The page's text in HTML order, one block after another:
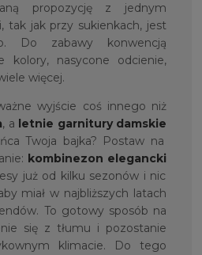
propozycję z jednym
tak jak przy sukienkach, jest
Do zabawy konwencją
kolory, nasycone odcienie,
więcej.
wyjście coś innego niż
, a letnie garnitury damskie
Twoja bajka? Postaw na
kombinezon elegancki
już od kilku sezonów i nic
miał w najbliższych latach
To gotowy sposób na
się z tłumu i pozostanie
klimacie. Do tego